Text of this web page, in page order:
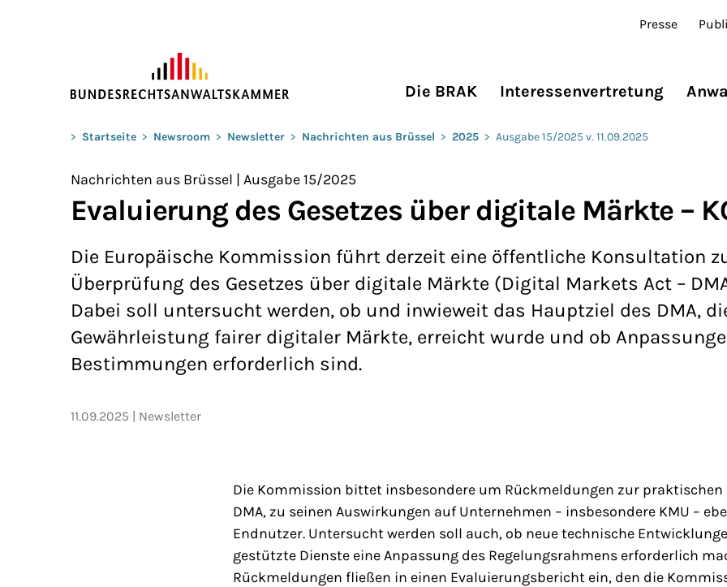
Presse
Die BRAK Interessenvertretung
Sie befinden sich hier:
> Startseite > Newsroom > Newsletter > Nachrichten aus Brüssel > 2025 > Ausgabe 15/2025 v. 11.09.2025
Nachrichten aus Brüssel | Ausgabe 15/2025
Evaluierung des Gesetzes über digitale Märkte –
Die Europäische Kommission führt derzeit eine öffentliche Konsultation
Überprüfung des Gesetzes über digitale Märkte (Digital Markets Act –
Dabei soll untersucht werden, ob und inwieweit das Hauptziel des DMA,
Gewährleistung fairer digitaler Märkte, erreicht wurde und ob
Bestimmungen erforderlich sind.
11.09.2025 Newsletter
Die Kommission bittet insbesondere um Rückmeldungen zur praktischen
DMA, zu seinen Auswirkungen auf Unternehmen – insbesondere KMU –
Endnutzer. Untersucht werden soll auch, ob neue technische
gestützte Dienste eine Anpassung des Regelungsrahmens erforderlich
Rückmeldungen fließen in einen Evaluierungsbericht ein, den die